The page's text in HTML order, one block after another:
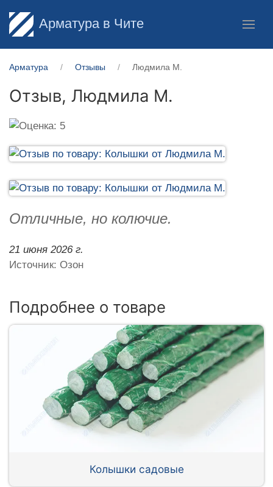
Арматура в Чите
Арматура Отзывы Людмила М.
Отзыв, Людмила М.
Отличные, но колючие.
21 июня 2026 г.
Источник: Озон
Подробнее о товаре
Колышки садовые